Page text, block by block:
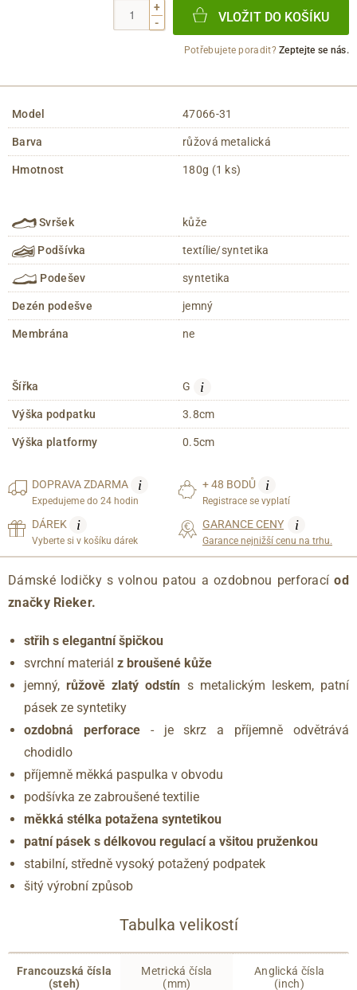
+
-
VLOŽIT DO KOŠÍKU
Potřebujete poradit?Zeptejte se nás.
Model 47066-31
Barva růžová metalická
Hmotnost 180g (1 ks)
Svršek kůže
Podšívka textílie/syntetika
Podešev syntetika
Dezén podešve jemný
Membrána ne
Šířka G i
Výška podpatku 3.8cm
Výška platformy 0.5cm
DOPRAVAZDARMA i
Expedujeme do 24 hodin
+ 48 BODŮ i
Registrace se vyplatí
DÁREK i
Vyberte si v košíku dárek
GARANCE CENY i
Garance nejnižší cenu na trhu.
Dámské lodičky s volnou patou a ozdobnou perforacíod
značky Rieker.
střih s elegantní špičkou
svrchní materiál z broušené kůže
jemný,růžově zlatý odstín s metalickým leskem, patní
pásek ze syntetiky
ozdobná perforace- je skrz a příjemně odvětrává
chodidlo
příjemně měkká paspulka v obvodu
podšívka ze zabroušené textilie
měkká stélka potažena syntetikou
patní pásek s délkovou regulací a všitou pruženkou
stabilní, středně vysoký potažený podpatek
šitý výrobní způsob
Tabulka velikostí
Francouzská čísla
(steh)
Metrická čísla
(mm)
Anglická čísla
(inch)